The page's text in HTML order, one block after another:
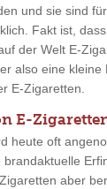
und sie sind
Fakt ist,
der Welt E-
also eine kleine
E-Zigaretten.
E-
heute oft
aber